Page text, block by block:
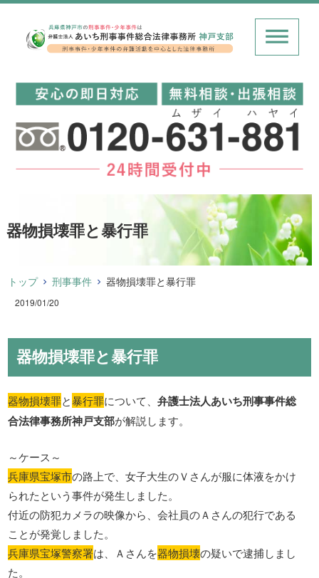
器物損壊罪と暴行罪
トップ 刑事事件 器物損壊罪と暴行罪
2019/01/20
器物損壊罪と暴行罪
器物損壊罪と暴行罪について、弁護士法人あいち刑事事件総
合法律事務所神戸支部が解説します。
～ケース～
兵庫県宝塚市の路上で、女子大生のＶさんが服に体液をかけ
られたという事件が発生しました。
付近の防犯カメラの映像から、会社員のＡさんの犯行である
ことが発覚しました。
兵庫県宝塚警察署は、Ａさんを器物損壊の疑いで逮捕しまし
た。